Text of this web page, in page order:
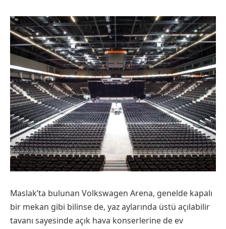
Maslak’ta bulunan Volkswagen Arena, genelde kapalı
bir mekan gibi bilinse de, yaz aylarında üstü açılabilir
tavanı sayesinde açık hava konserlerine de ev